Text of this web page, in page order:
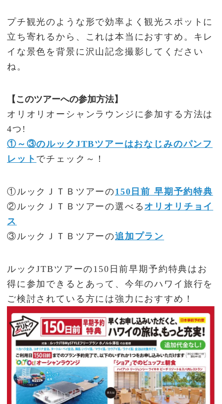
プチ観光のような形で効率よく観光スポットに
立ち寄れるから、これは本当におすすめ。キレ
イな景色を背景に沢山記念撮影してください
ね。
【このツアーへの参加方法】
オリオリオーシャンラウンジに参加する方法は
4つ!
①～③のルックJTBツアーはおなじみのパンフ
レット でチェック～！
①ルックＪＴＢツアーの150日前 早期予約特典
②ルックＪＴＢツアーの選べる オリオリチョイ
ス
③ルックＪＴＢツアーの追加プラン
ルックJTBツアーの150日前早期予約特典はお
得に参加できるとあって、今年のハワイ旅行を
ご検討されている方には強力におすすめ！